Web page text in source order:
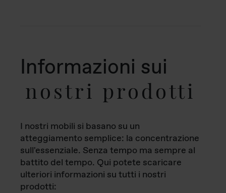
Informazioni sui
nostri prodotti
I nostri mobili si basano su un
atteggiamento semplice: la concentrazione
sull'essenziale. Senza tempo ma sempre al
battito del tempo. Qui potete scaricare
ulteriori informazioni su tutti i nostri
prodotti: